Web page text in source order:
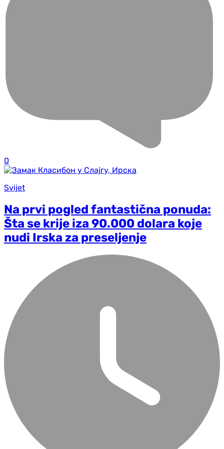
0
Svijet
Na prvi pogled fantastična ponuda:
Šta se krije iza 90.000 dolara koje
nudi Irska za preseljenje